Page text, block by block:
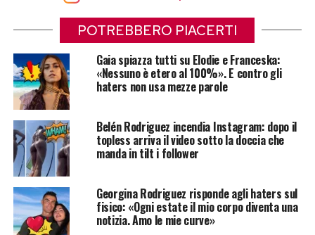
POTREBBERO PIACERTI
Gaia spiazza tutti su Elodie e Franceska:
«Nessuno è etero al 100%». E contro gli
haters non usa mezze parole
Belén Rodriguez incendia Instagram: dopo il
topless arriva il video sotto la doccia che
manda in tilt i follower
Georgina Rodriguez risponde agli haters sul
fisico: «Ogni estate il mio corpo diventa una
notizia. Amo le mie curve»